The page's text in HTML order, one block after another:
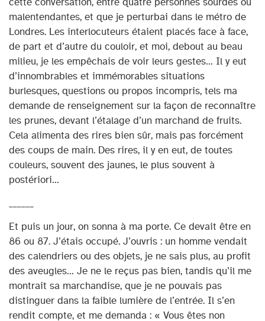
cette conversation, entre quatre personnes sourdes ou
malentendantes, et que je perturbai dans le métro de
Londres. Les interlocuteurs étaient placés face à face,
de part et d’autre du couloir, et moi, debout au beau
milieu, je les empêchais de voir leurs gestes… Il y eut
d’innombrables et immémorables situations
burlesques, questions ou propos incompris, tels ma
demande de renseignement sur la façon de reconnaître
les prunes, devant l’étalage d’un marchand de fruits.
Cela alimenta des rires bien sûr, mais pas forcément
des coups de main. Des rires, il y en eut, de toutes
couleurs, souvent des jaunes, le plus souvent à
postériori…
Et puis un jour, on sonna à ma porte. Ce devait être en
86 ou 87. J’étais occupé. J’ouvris : un homme vendait
des calendriers ou des objets, je ne sais plus, au profit
des aveugles… Je ne le reçus pas bien, tandis qu’il me
montrait sa marchandise, que je ne pouvais pas
distinguer dans la faible lumière de l’entrée. Il s’en
rendit compte, et me demanda : « Vous êtes non